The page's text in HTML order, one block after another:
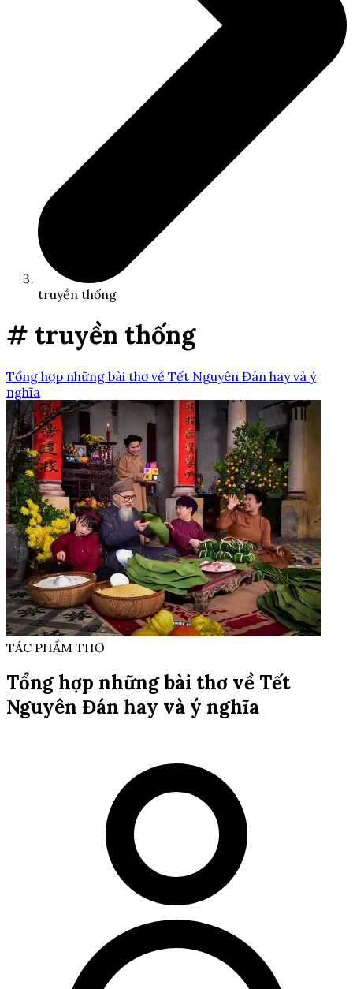
truyền thống
# truyền thống
Tổng hợp những bài thơ về Tết Nguyên Đán hay và ý
nghĩa
TÁC PHẨM THƠ
Tổng hợp những bài thơ về Tết
Nguyên Đán hay và ý nghĩa